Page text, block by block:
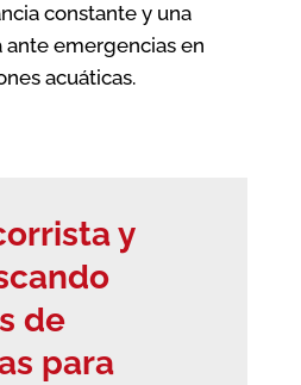
constante y una
ante emergencias en
acuáticas.
y
de
para